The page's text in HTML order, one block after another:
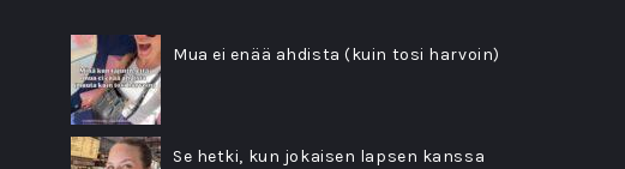
Mua ei enää ahdista (kuin tosi harvoin)
Se hetki, kun jokaisen lapsen kanssa